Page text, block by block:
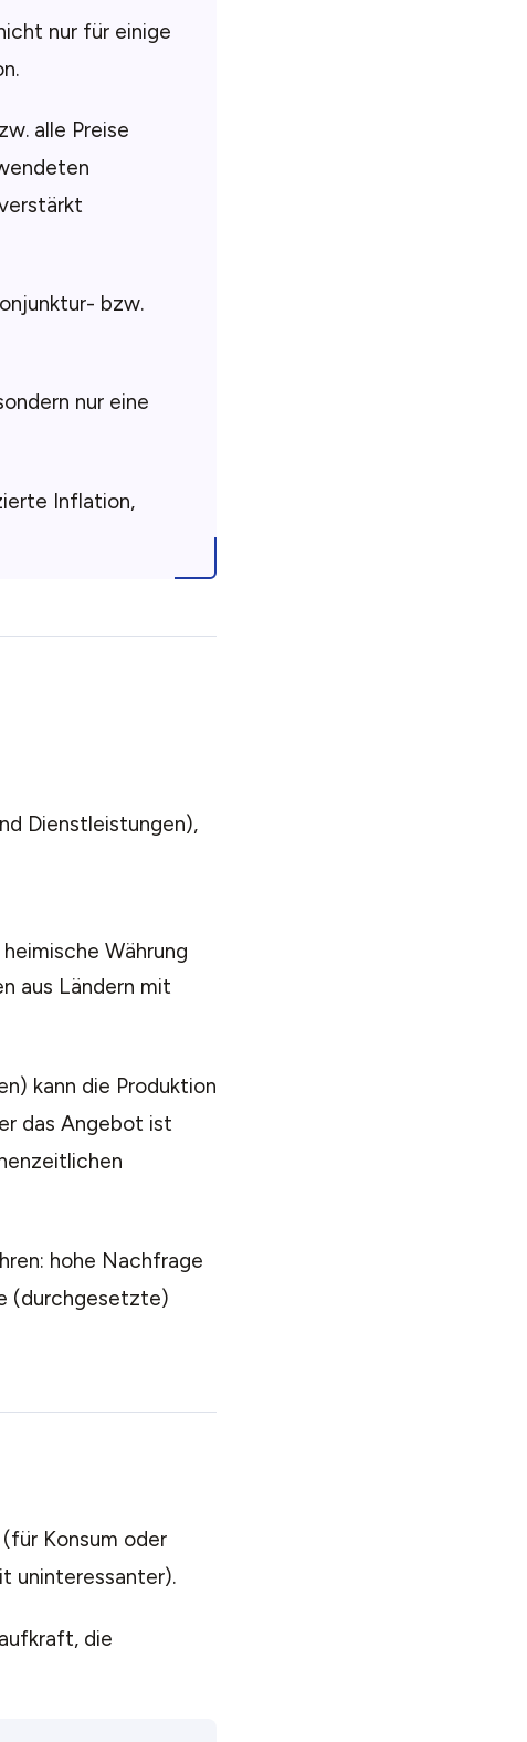
nur für einige
alle Preise
bzw.
nur eine
Inflation,
Dienstleistungen),
Währung
aus Ländern mit
kann die Produktion
das Angebot ist
hohe Nachfrage
(durchgesetzte)
Konsum oder
uninteressanter).
die